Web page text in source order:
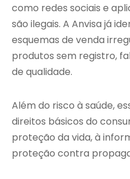
como redes sociais e
são ilegais. A Anvisa já
esquemas de venda
produtos sem registro,
de qualidade.
Além do risco à saúde,
direitos básicos do
proteção da vida, à
proteção contra